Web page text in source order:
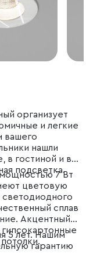
организует
и легкие
вашего
нашли
в гостиной и в
подсветка.
7 Вт
цветовую
сплав
Акцентный
гипсокартонные
5 лет. Нашим
гарантию